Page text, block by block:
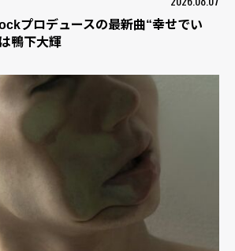
プロデュースの最新曲“幸せでい
鴨下大輝